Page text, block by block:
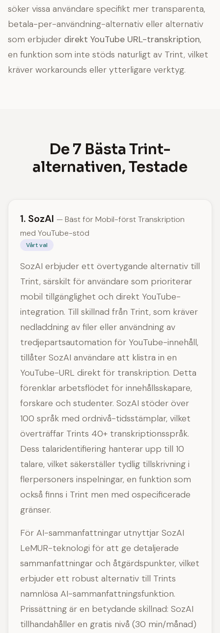
söker vissa användare specifikt mer transparenta,
betala-per-användning-alternativ eller alternativ
som erbjuder direkt YouTube URL-transkription,
en funktion som inte stöds naturligt av Trint, vilket
kräver workarounds eller ytterligare verktyg.
De 7 Bästa Trint-
alternativen, Testade
1. SozAI — Bäst för Mobil-först Transkription
med YouTube-stöd
Vårt val
SozAI erbjuder ett övertygande alternativ till
Trint, särskilt för användare som prioriterar
mobil tillgänglighet och direkt YouTube-
integration. Till skillnad från Trint, som kräver
nedladdning av filer eller användning av
tredjepartsautomation för YouTube-innehåll,
tillåter SozAI användare att klistra in en
YouTube-URL direkt för transkription. Detta
förenklar arbetsflödet för innehållsskapare,
forskare och studenter. SozAI stöder över
100 språk med ordnivå-tidsstämplar, vilket
överträffar Trints 40+ transkriptionsspråk.
Dess talaridentifiering hanterar upp till 10
talare, vilket säkerställer tydlig tillskrivning i
flerpersoners inspelningar, en funktion som
också finns i Trint men med ospecificerade
gränser.
För AI-sammanfattningar utnyttjar SozAI
LeMUR-teknologi för att ge detaljerade
sammanfattningar och åtgärdspunkter, vilket
erbjuder ett robust alternativ till Trints
namnlösa AI-sammanfattningsfunktion.
Prissättning är en betydande skillnad: SozAI
tillhandahåller en gratis nivå (30 min/månad)